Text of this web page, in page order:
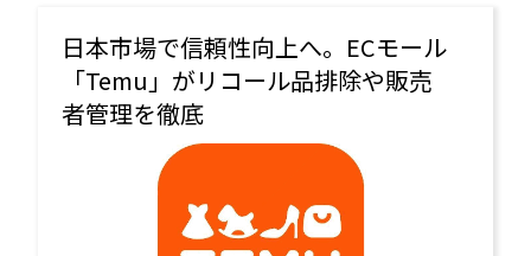
日本市場で信頼性向上へ。ECモール
「Temu」がリコール品排除や販売
者管理を徹底